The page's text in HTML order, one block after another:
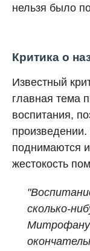
нельзя было
Критика о
Известный
главная тема
воспитания,
поднимаются
жестокость
сколько-